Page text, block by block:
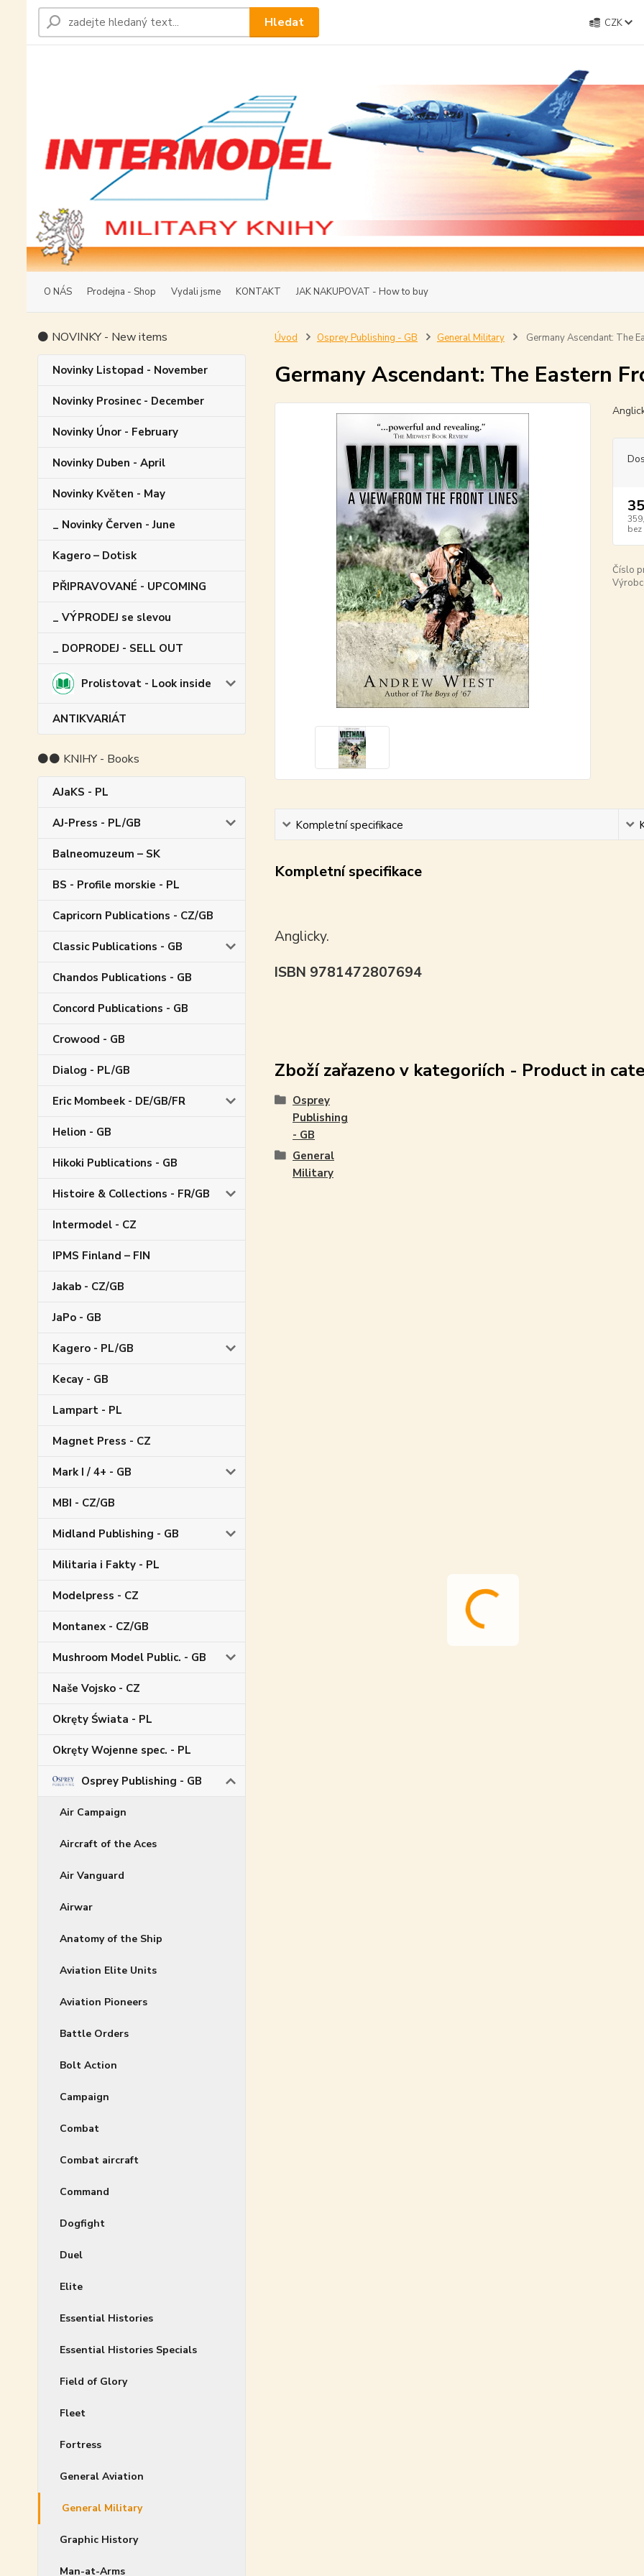
O NÁS Prodejna - Shop Vydali jsme KONTAKT JAK NAKUPOVAT - How to buy
CZK
Hledat
⚫ NOVINKY - New items
Novinky Listopad - November
Novinky Prosinec - December
Novinky Únor - February
Novinky Duben - April
Novinky Květen - May
_ Novinky Červen - June
Kagero – Dotisk
PŘIPRAVOVANÉ - UPCOMING
_ VÝPRODEJ se slevou
_ DOPRODEJ - SELL OUT
Prolistovat - Look inside
ANTIKVARIÁT
⚫⚫ KNIHY - Books
AJaKS - PL
AJ-Press - PL/GB
Balneomuzeum – SK
BS - Profile morskie - PL
Capricorn Publications - CZ/GB
Classic Publications - GB
Chandos Publications - GB
Concord Publications - GB
Crowood - GB
Dialog - PL/GB
Eric Mombeek - DE/GB/FR
Helion - GB
Hikoki Publications - GB
Histoire & Collections - FR/GB
Intermodel - CZ
IPMS Finland – FIN
Jakab - CZ/GB
JaPo - GB
Kagero - PL/GB
Kecay - GB
Lampart - PL
Magnet Press - CZ
Mark I / 4+ - GB
MBI - CZ/GB
Midland Publishing - GB
Militaria i Fakty - PL
Modelpress - CZ
Montanex - CZ/GB
Mushroom Model Public. - GB
Naše Vojsko - CZ
Okręty Świata - PL
Okręty Wojenne spec. - PL
Osprey Publishing - GB
Air Campaign
Aircraft of the Aces
Air Vanguard
Airwar
Anatomy of the Ship
Aviation Elite Units
Aviation Pioneers
Battle Orders
Bolt Action
Campaign
Combat
Combat aircraft
Command
Dogfight
Duel
Elite
Essential Histories
Essential Histories Specials
Field of Glory
Fleet
Fortress
General Aviation
General Military
Graphic History
Man-at-Arms
Úvod Osprey Publishing - GB General Military Germany Ascendant: The
Germany Ascendant: The Eastern
bez
Číslo
Kompletní specifikace
Kompletní specifikace
Anglicky.
ISBN 9781472807694
Zboží zařazeno v kategoriích - Product in
Osprey
Publishing
- GB
General
Military